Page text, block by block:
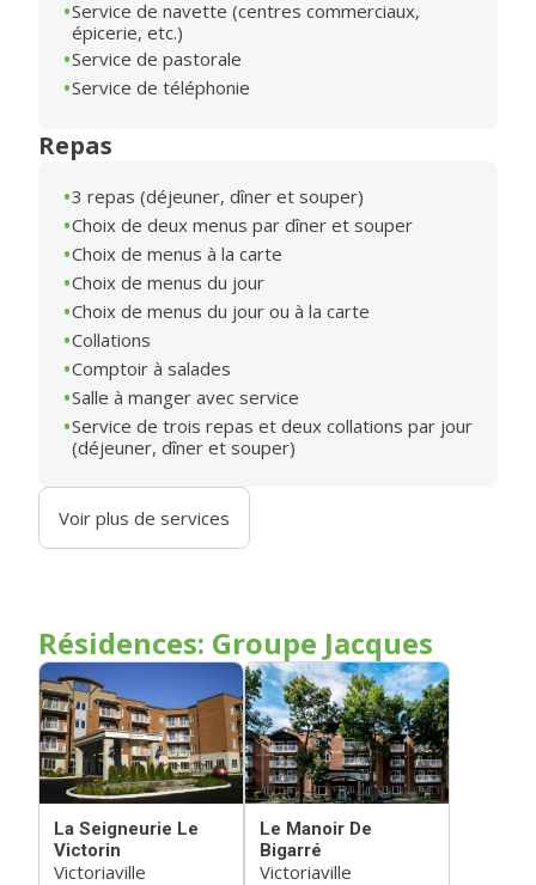
Service de navette (centres commerciaux,
épicerie, etc.)
Service de pastorale
Service de téléphonie
Repas
3 repas (déjeuner, dîner et souper)
Choix de deux menus par dîner et souper
Choix de menus à la carte
Choix de menus du jour
Choix de menus du jour ou à la carte
Collations
Comptoir à salades
Salle à manger avec service
Service de trois repas et deux collations par jour
(déjeuner, dîner et souper)
Voir plus de services
Résidences: Groupe Jacques
La Seigneurie Le
Victorin
Victoriaville
Le Manoir De
Bigarré
Victoriaville